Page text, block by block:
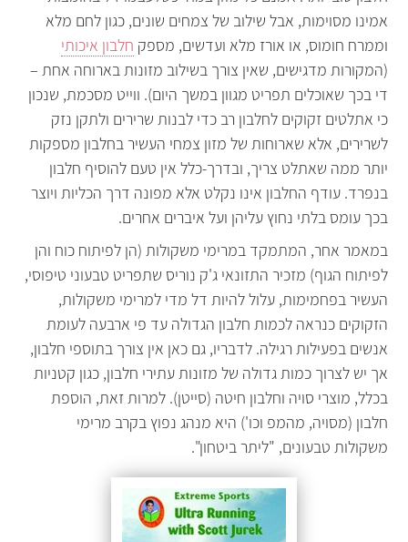
אמינו מסוימות, אבל שילוב של צמחים שונים, כגון לחם מלא
וממרח חומוס, או אורז מלא ועדשים, מספק חלבון איכותי
(המקורות מדגישים, שאין צורך בשילוב מזונות בארוחה אחת –
די בכך שאוכלים תפריט מגוון במשך היום). ווייט מסכמת, שנכון
כי אתלטים זקוקים לחלבון רב כדי לבנות שרירים ולתקן נזק
לשרירים, אלא שארוחות של מזון צמחי העשיר בחלבון מספקות
יותר ממה שאתלט צריך, ובדרך-כלל אין טעם להוסיף חלבון
בנפרד. עודף החלבון אינו נקלט אלא מפונה דרך הכליות ויוצר
בכך עומס בלתי נחוץ עליהן ועל איברים אחרים.
במאמר אחר, המתמקד במרימי משקולות (הן לפיתוח כוח והן
לפיתוח הגוף) מזכיר התזונאי ג'ק נוריס שתפריט טבעוני טיפוסי,
העשיר בפחמימות, עלול להיות דל מדי למרימי משקולות,
הזקוקים כנראה לכמות חלבון הגדולה עד פי ארבעה לעומת
אנשים בפעילות רגילה. לדבריו, גם כאן אין צורך בתוספי חלבון,
אך יש לצרוך כמות גדולה של מזונות עתירי חלבון, כגון קטניות
בכלל, מוצרי סויה וחלבון חיטה (סייטן). למרות זאת, הוספת
חלבון (מסויה, מהמפ וכו') היא מנהג נפוץ בקרב מרימי
משקולות טבעונים, "ליתר ביטחון".